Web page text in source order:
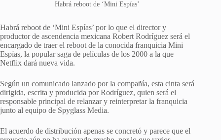
Habrá reboot de ‘Mini Espías’
Habrá reboot de ‘Mini Espías’ por lo que el director y
productor de ascendencia mexicana Robert Rodríguez será el
encargado de traer el reboot de la conocida franquicia Mini
Espías, la popular saga de películas de los 2000 a la que
Netflix dará nueva vida.
Según un comunicado lanzado por la compañía, esta cinta será
dirigida, escrita y producida por Rodríguez, quien será el
responsable principal de relanzar y reinterpretar la franquicia
junto al equipo de Spyglass Media.
El acuerdo de distribución apenas se concretó y parece que el